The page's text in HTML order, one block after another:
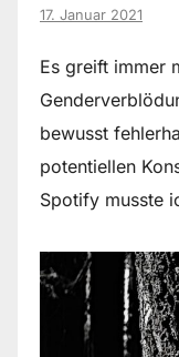
17. Januar 2021
Es greift immer
bewusst
potentiellen
Spotify musste